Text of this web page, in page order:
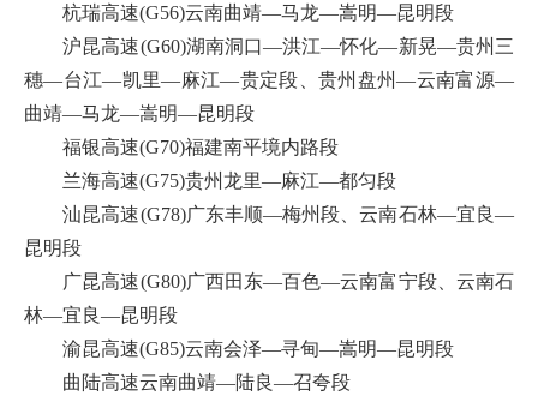
杭瑞高速(G56)云南曲靖—马龙—嵩明—昆明段
沪昆高速(G60)湖南洞口—洪江—怀化—新晃—贵州三
穗—台江—凯里—麻江—贵定段、贵州盘州—云南富源—
曲靖—马龙—嵩明—昆明段
福银高速(G70)福建南平境内路段
兰海高速(G75)贵州龙里—麻江—都匀段
汕昆高速(G78)广东丰顺—梅州段、云南石林—宜良—
昆明段
广昆高速(G80)广西田东—百色—云南富宁段、云南石
林—宜良—昆明段
渝昆高速(G85)云南会泽—寻甸—嵩明—昆明段
曲陆高速云南曲靖—陆良—召夸段